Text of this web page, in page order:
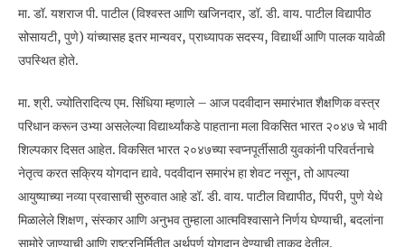
मा. डॉ. यशराज पी. पाटील (विश्वस्त आणि खजिनदार, डॉ. डी. वाय. पाटील विद्यापीठ
सोसायटी, पुणे) यांच्यासह इतर मान्यवर, प्राध्यापक सदस्य, विद्यार्थी आणि पालक यावेळी
उपस्थित होते.
मा. श्री. ज्योतिरादित्य एम. सिंधिया म्हणाले – आज पदवीदान समारंभात शैक्षणिक वस्त्र
परिधान करून उभ्या असलेल्या विद्यार्थ्यांकडे पाहताना मला विकसित भारत २०४७ चे भावी
शिल्पकार दिसत आहेत. विकसित भारत २०४७च्या स्वप्नपूर्तीसाठी युवकांनी परिवर्तनाचे
नेतृत्व करत सक्रिय योगदान द्यावे. पदवीदान समारंभ हा शेवट नसून, तो आपल्या
आयुष्याच्या नव्या प्रवासाची सुरुवात आहे डॉ. डी. वाय. पाटील विद्यापीठ, पिंपरी, पुणे येथे
मिळालेले शिक्षण, संस्कार आणि अनुभव तुम्हाला आत्मविश्वासाने निर्णय घेण्याची, बदलांना